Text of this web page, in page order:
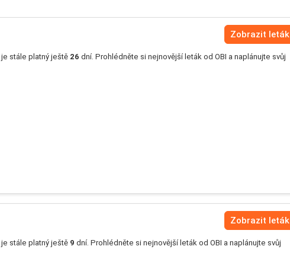
Zobrazit leták
je stále platný ještě 26 dní. Prohlédněte si nejnovější leták od OBI a naplánujte svůj
Zobrazit leták
je stále platný ještě 9 dní. Prohlédněte si nejnovější leták od OBI a naplánujte svůj